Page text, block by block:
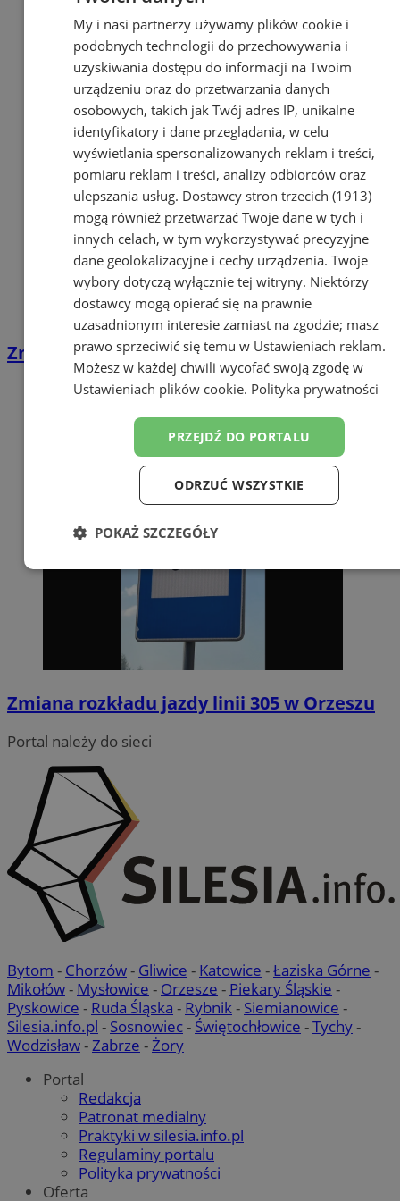
Zmiana godziny odjazdu linii 69
Zmiana rozkładu jazdy linii 305 w Orzeszu
Portal należy do sieci
Bytom - Chorzów- Gliwice - Katowice -Łaziska Górne -
Mikołów- Mysłowice - Orzesze - Piekary Śląskie -
Pyskowice - Ruda Śląska - Rybnik- Siemianowice -
Silesia.info.pl - Sosnowiec- Świętochłowice -Tychy-
Wodzisław-Zabrze -Żory
Portal
Redakcja
Patronat medialny
Praktyki w silesia.info.pl
Regulaminy portalu
Polityka prywatności
Oferta
My i nasi partnerzy używamy plików cookie i
podobnych technologii do przechowywania i
uzyskiwania dostępu do informacji na Twoim
urządzeniu oraz do przetwarzania danych
osobowych, takich jak Twój adres IP, unikalne
identyfikatory i dane przeglądania, w celu
wyświetlania spersonalizowanych reklam i treści,
pomiaru reklam i treści, analizy odbiorców oraz
ulepszania usług. Dostawcy stron trzecich (1913)
mogą również przetwarzać Twoje dane w tych i
innych celach, w tym wykorzystywać precyzyjne
dane geolokalizacyjne i cechy urządzenia. Twoje
wybory dotyczą wyłącznie tej witryny. Niektórzy
dostawcy mogą opierać się na prawnie
uzasadnionym interesie zamiast na zgodzie; masz
prawo sprzeciwić się temu w Ustawieniach reklam.
Możesz w każdej chwili wycofać swoją zgodę w
Ustawieniach plików cookie. Polityka prywatności
PRZEJDŹ DO PORTALU
ODRZUĆ WSZYSTKIE
POKAŻ SZCZEGÓŁY
Niezbędne Wydajność Targetowanie
Funkcjonalność
Niezbędne pliki cookie umożliwiają korzystanie z podstawowych
funkcji strony internetowej, takich jak logowanie użytkownika i
zarządzanie kontem. Bez niezbędnych plików cookie nie można
prawidłowo korzystać ze strony internetowej.
Nazwa
Provider /
Okres
SessID
QeSessID orzesze.com.pl
VISITOR_PRIVACY_METADATA
YouTube
.youtube.com